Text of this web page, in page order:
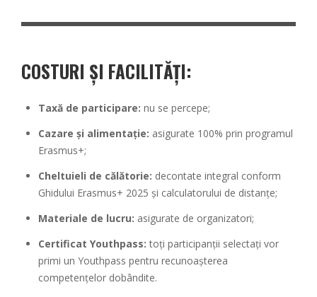
COSTURI ȘI FACILITĂȚI:
Taxă de participare: nu se percepe;
Cazare și alimentație: asigurate 100% prin programul
Erasmus+;
Cheltuieli de călătorie: decontate integral conform
Ghidului Erasmus+ 2025 și calculatorului de distanțe;
Materiale de lucru: asigurate de organizatori;
Certificat Youthpass: toți participanții selectați vor
primi un Youthpass pentru recunoașterea
competențelor dobândite.